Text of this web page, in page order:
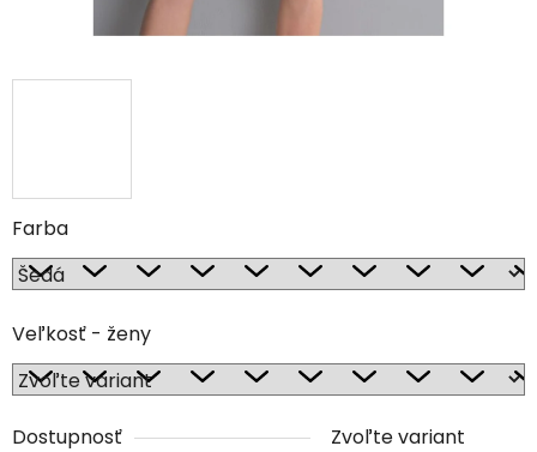
Farba
Veľkosť - ženy
Dostupnosť Zvoľte variant